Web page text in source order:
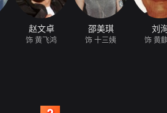
赵文卓
饰 黄飞鸿
邵美琪
饰 十三姨
刘
饰 黄